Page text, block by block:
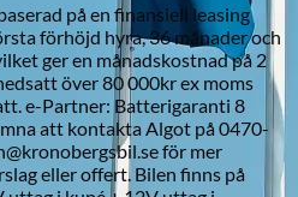
på en finansiell leasing
förhöjd hyra, 36 månader och
ger en månadskostnad på 2
över 80 000kr ex moms
e-Partner: Batterigaranti 8
att kontakta Algot på 0470-
för mer
eller offert. Bilen finns på